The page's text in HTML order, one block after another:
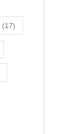
(17)